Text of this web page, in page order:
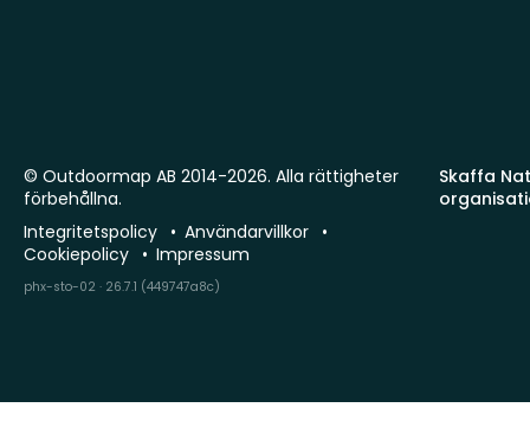
Skaffa
© Outdoormap AB 2014-2026. Alla rättigheter
förbehållna.
Integritetspolicy
Användarvillkor
Cookiepolicy
Impressum
phx-sto-02 · 26.7.1 (449747a8c)